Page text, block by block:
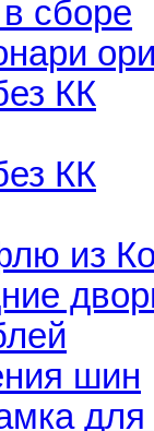
сборе
КК
КК
из
шин